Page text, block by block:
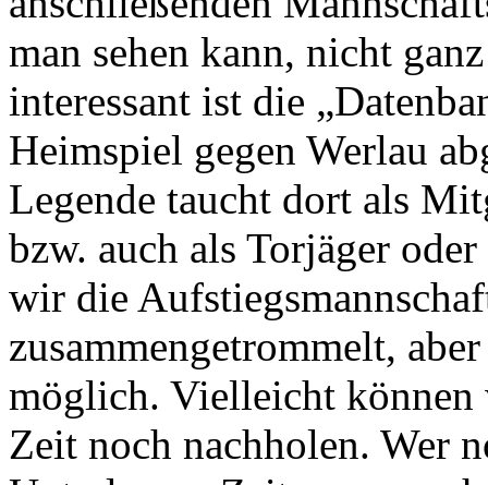
man sehen kann, nicht
interessant ist die
Heimspiel gegen Werlau
Legende taucht dort als
bzw. auch als Torjäger
wir die
zusammengetrommelt,
möglich. Vielleicht können
Zeit noch nachholen. Wer